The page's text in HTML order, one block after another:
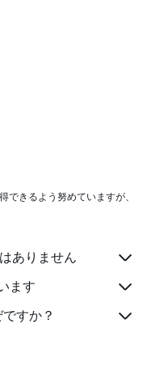
できるよう努めていますが、
ありません
ます
すか？